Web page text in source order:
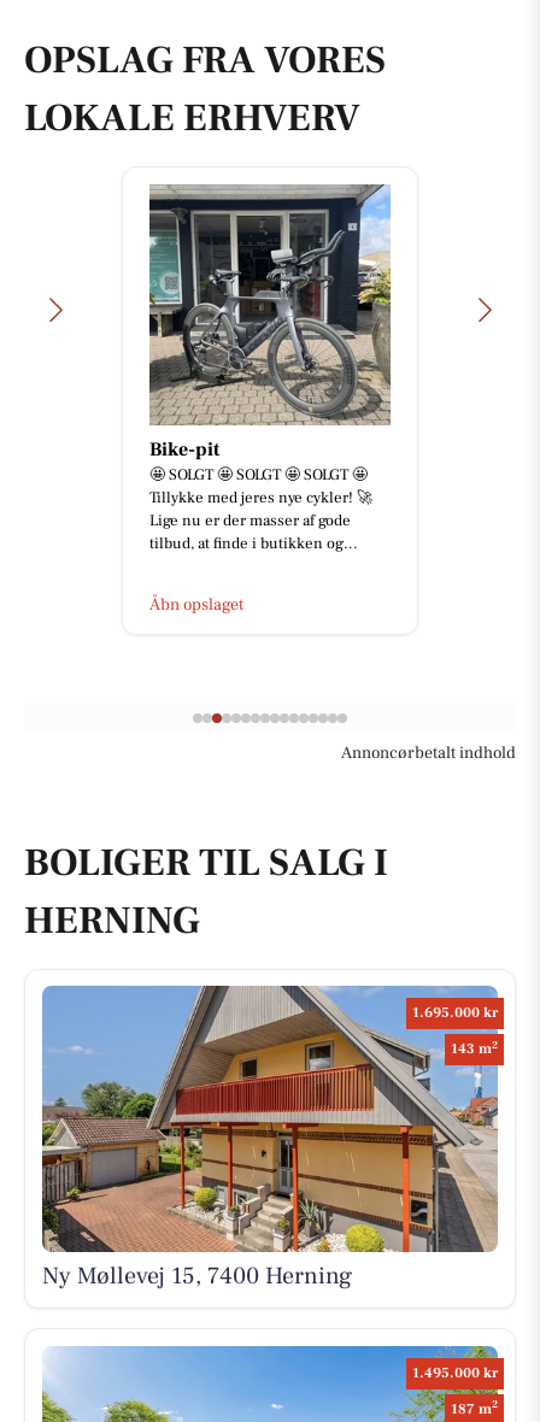
OPSLAG FRA VORES
LOKALE ERHVERV
Bike-pit
🤩 SOLGT 🤩 SOLGT 🤩 SOLGT 🤩
Tillykke med jeres nye cykler! 🚀
Lige nu er der masser af gode
tilbud, at finde i butikken og...
Åbn opslaget
Annoncørbetalt indhold
BOLIGER TIL SALG I
HERNING
1.695.000 kr
143 m2
Ny Møllevej 15, 7400 Herning
1.495.000 kr
187 m2